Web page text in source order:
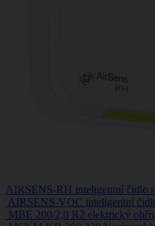
AIRSENS-RH inteligentní čidlo
AIRSENS-VOC inteligentní
MBE 200/2,0 R2 elektrický